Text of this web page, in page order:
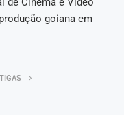
goiana em